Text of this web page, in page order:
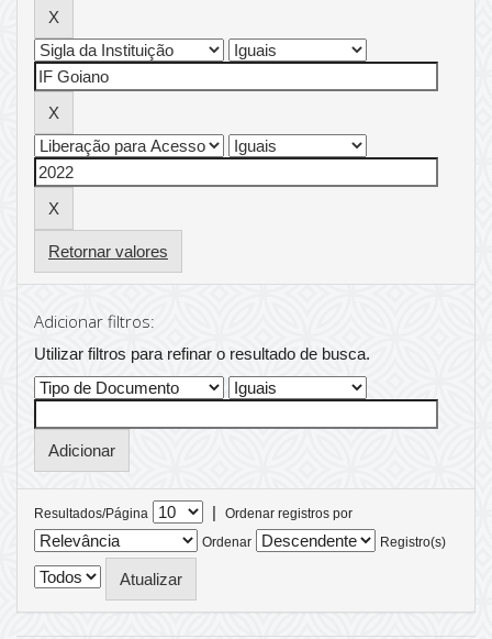
Retornar valores
Adicionar filtros:
Utilizar filtros para refinar o resultado de busca.
Resultados/Página |
Ordenar registros por
Ordenar
Registro(s)